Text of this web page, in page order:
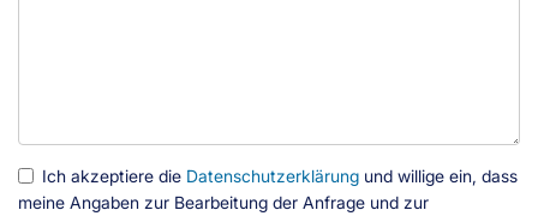
Ich akzeptiere die Datenschutzerklärung und willige ein, dass
meine Angaben zur Bearbeitung der Anfrage und zur